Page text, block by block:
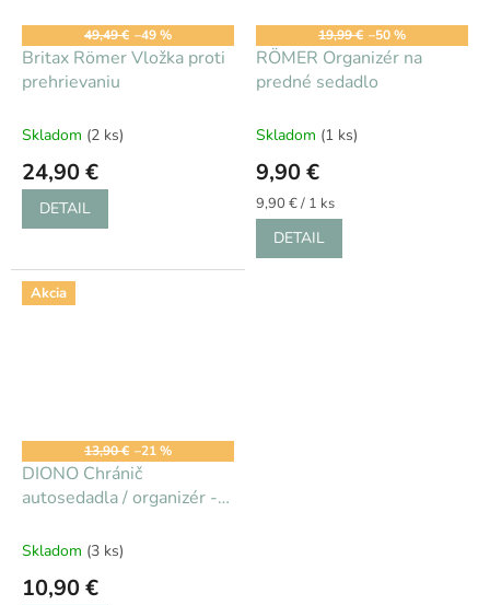
49,49 € –49 %
Britax Römer Vložka proti
prehrievaniu
Skladom (2 ks)
24,90 €
DETAIL
19,99 € –50 %
RÖMER Organizér na
predné sedadlo
Skladom (1 ks)
9,90 €
Jednotková
cena:
9,90 € / 1 ks
DETAIL
Akcia
13,90 € –21 %
DIONO Chránič
autosedadla / organizér -
Skladom (3 ks)
10,90 €